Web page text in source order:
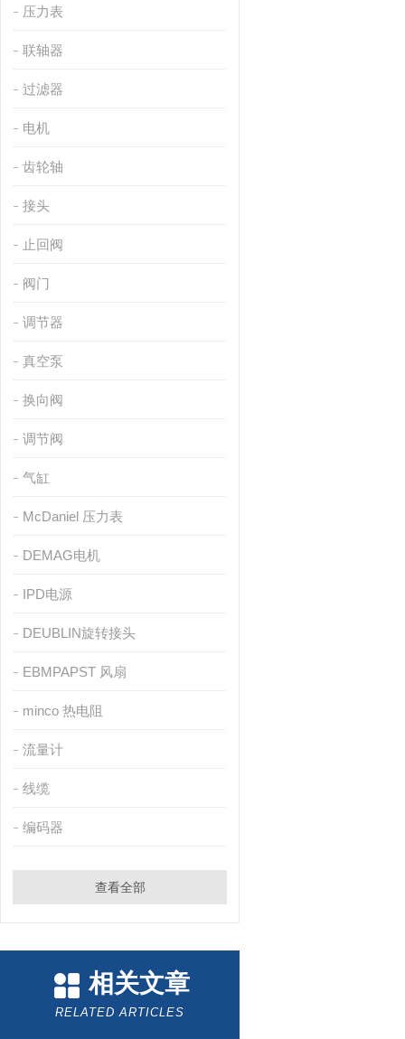
压力表
联轴器
过滤器
电机
齿轮轴
接头
止回阀
阀门
调节器
真空泵
换向阀
调节阀
气缸
McDaniel 压力表
DEMAG电机
IPD电源
DEUBLIN旋转接头
EBMPAPST 风扇
minco 热电阻
流量计
线缆
编码器
查看全部
相关文章
RELATED ARTICLES